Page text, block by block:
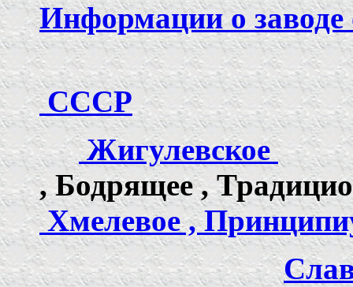
Информации о
СССР
Жигулевское
, Бодрящее ,
Хмелевое ,